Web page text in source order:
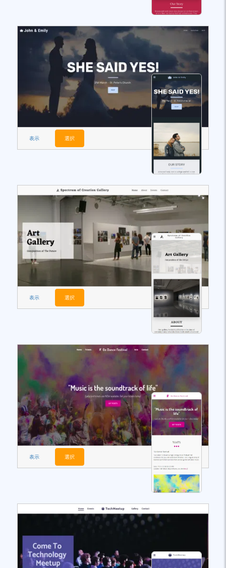
表示 選択
表示 選択
表示 選択